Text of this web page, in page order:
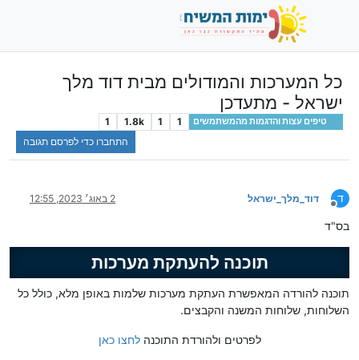
כל המערכות והמודולים מבית דוד מלך
ישראל - מתעדכן
טיפים עצות והדגמות מהמשתמשים 1
1
1.8k
1
התחברו כדי לפרסם תגובה
ד
מנותק
דוד_מלך_ישראל 2 באוג׳ 2023, 12:55
בס"ד
תוכנה להעתקת מערכות
תוכנה להורדה המאפשרת העתקת מערכות שלמות באופן מלא, כולל כל
השלוחות, שלוחות המשנה והקבצים.
לפרטים ולהורדת התוכנהלחצו כאן